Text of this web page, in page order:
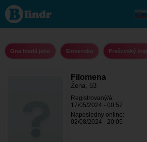
Filomena
- Ona
hledá
jeho
kraj -
Prešov
Ona hledá jeho Slovensko Prešovský kraj
Filomena
Žena, 53
Registrovaný/á:
17/05/2024 - 00:57
Naposledny online:
02/08/2024 - 20:05